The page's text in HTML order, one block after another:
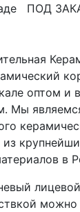
ПОД
оптом и
Мы
в
можно